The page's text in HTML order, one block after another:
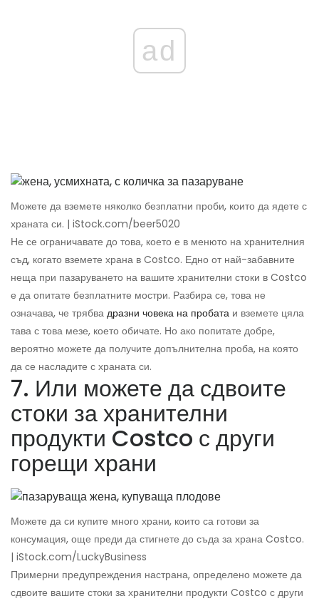
ad
Можете да вземете няколко безплатни проби, които да ядете с
храната си. | iStock.com/beer5020
Не се ограничавате до това, което е в менюто на хранителния
съд, когато вземете храна в Costco. Едно от най-забавните
неща при пазаруването на вашите хранителни стоки в Costco
е да опитате безплатните мостри. Разбира се, това не
означава, че трябва дразни човека на пробата и вземете цяла
тава с това мезе, което обичате. Но ако попитате добре,
вероятно можете да получите допълнителна проба, на която
да се насладите с храната си.
7. Или можете да сдвоите
стоки за хранителни
продукти Costco с други
горещи храни
Можете да си купите много храни, които са готови за
консумация, още преди да стигнете до съда за храна Costco.
| iStock.com/LuckyBusiness
Примерни предупреждения настрана, определено можете да
сдвоите вашите стоки за хранителни продукти Costco с други